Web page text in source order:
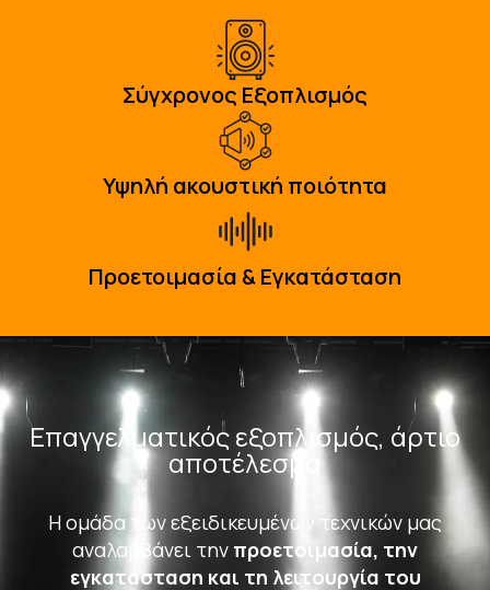
Σύγχρονος Εξοπλισμός
Υψηλή ακουστική ποιότητα
Προετοιμασία & Εγκατάσταση
Επαγγελματικός εξοπλισμός, άρτιο
αποτέλεσμα
Η ομάδα των εξειδικευμένων τεχνικών μας
αναλαμβάνει την προετοιμασία, την
εγκατάσταση και τη λειτουργία του